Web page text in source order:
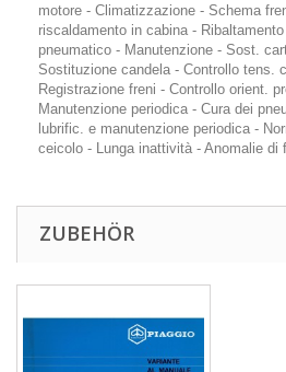
motore - Climatizzazione - Schema
riscaldamento in cabina -
pneumatico - Manutenzione - Sost.
Sostituzione candela - Controllo tens.
Registrazione freni - Controllo orient.
Manutenzione periodica - Cura dei
lubrific. e manutenzione periodica -
ceicolo - Lunga inattività - Anomalie di
ZUBEHÖR